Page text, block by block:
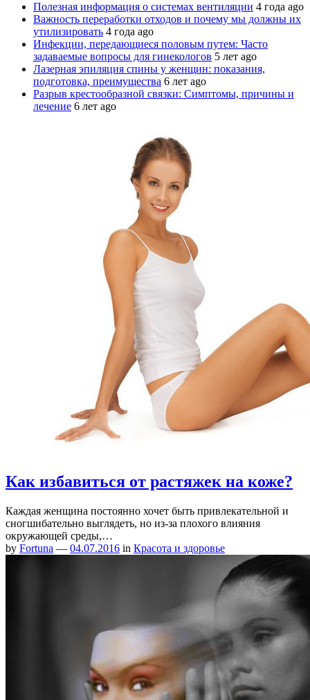
Полезная информация о системах вентиляции 4 года ago
Важность переработки отходов и почему мы должны их
утилизировать 4 года ago
Инфекции, передающиеся половым путем: Часто
задаваемые вопросы для гинекологов 5 лет ago
Лазерная эпиляция спины у женщин: показания,
подготовка, преимущества 6 лет ago
Разрыв крестообразной связки: Симптомы, причины и
лечение 6 лет ago
Как избавиться от растяжек на коже?
Каждая женщина постоянно хочет быть привлекательной и
сногшибательно выглядеть, но из-за плохого влияния
окружающей среды,…
by Fortuna — 04.07.2016 in Красота и здоровье